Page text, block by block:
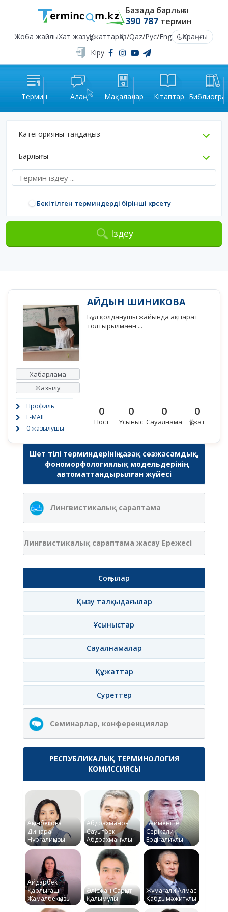
Базада барлығы
390 787термин
Жоба жайлыХат жазуҚұжаттарҚаз/Qaz/Рус/Eng
Қараңғы
Кіру
Термин Алаң Мақалалар Кітаптар
Категорияны таңдаңыз
Барлығы
Бекітілген терминдерді бірінші көрсету
Іздеу
Хабарлама
Жазылу
Профиль
E-MAIL
0 жазылушы
АЙДЫН ШИНИКОВА
Бұл қолданушы жайында ақпарат
толтырылмаған ...
0
Пост
0
Ұсыныс
0
Сауалнама
0
Құжат
Шет тілі терминдерінің қазақ сөзжасамдық,
фономорфологиялық модельдерінің
автоматтандырылған жүйесі
Лингвистикалық сараптама
Лингвистикалық сараптама жасау Ережесі
Соңғылар
Қызу талқыдағылар
Ұсыныстар
Сауалнамалар
Құжаттар
Суреттер
Семинарлар, конференциялар
РЕСПУБЛИКАЛЫҚ ТЕРМИНОЛОГИЯ
КОМИССИЯСЫ
Ақынбекова
Динара
Нұрғалиқызы
Абдрахманов
Сауытбек
Абдрахманұлы
Байменше
Серікқали
Ердіғалиұлы
Айдарбек
Қарлығаш
Жамалбекқызы
Әлісжан Сарқыт
Қалымұлы
Жұмағали Алмас
Қабдымәжитұлы